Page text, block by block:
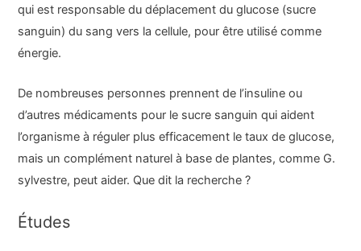
qui est responsable du déplacement du glucose (sucre
sanguin) du sang vers la cellule, pour être utilisé comme
énergie.
De nombreuses personnes prennent de l’insuline ou
d’autres médicaments pour le sucre sanguin qui aident
l’organisme à réguler plus efficacement le taux de glucose,
mais un complément naturel à base de plantes, comme G.
sylvestre, peut aider. Que dit la recherche ?
Études